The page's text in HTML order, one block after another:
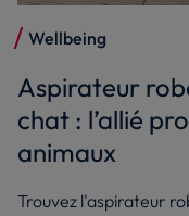
Wellbeing
Aspirateur
chat : l’allié
animaux
Trouvez l'aspirateur